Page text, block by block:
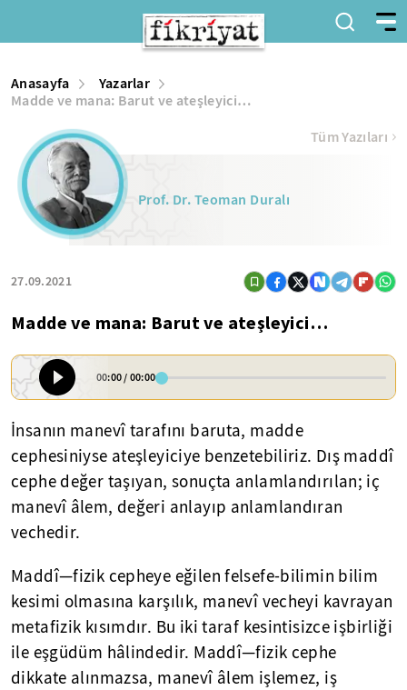
Anasayfa
Yazarlar
Madde ve mana: Barut ve ateşleyici…
Prof. Dr. Teoman Duralı
27.09.2021
Tüm Yazıları
Madde ve mana: Barut ve ateşleyici…
00:00/00:00
İnsanın manevî tarafını baruta, madde
cephesiniyse ateşleyiciye benzetebiliriz. Dış maddî
cephe değer taşıyan, sonuçta anlamlandırılan; iç
manevî âlem, değeri anlayıp anlamlandıran
vechedir.
Maddî—fizik cepheye eğilen felsefe-bilimin bilim
kesimi olmasına karşılık, manevî vecheyi kavrayan
metafizik kısımdır. Bu iki taraf kesintisizce işbirliği
ile eşgüdüm hâlindedir. Maddî—fizik cephe
dikkate alınmazsa, manevî âlem işlemez, iş